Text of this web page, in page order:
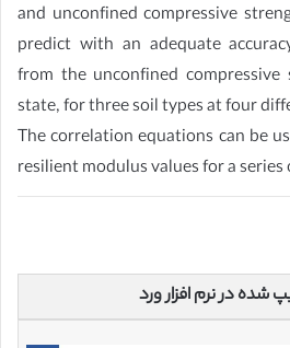
and unconfined compressive
predict with an adequate
from the unconfined
state, for three soil types at four
The correlation equations can be
resilient modulus values for a
شده در نرم افزار ورد